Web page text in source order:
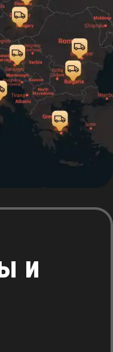
и